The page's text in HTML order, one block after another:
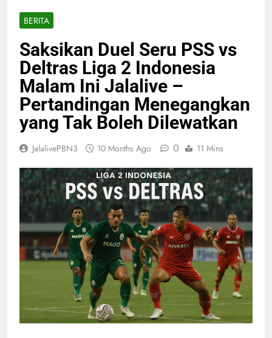
BERITA
Saksikan Duel Seru PSS vs
Deltras Liga 2 Indonesia
Malam Ini Jalalive –
Pertandingan Menegangkan
yang Tak Boleh Dilewatkan
JalalivePBN3 10 Months Ago 0 11 Mins